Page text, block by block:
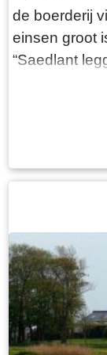
de boerderij
einsen groot
“Saedlant
huijs ende
boerderij tot
Folsgara
we lezen in
1787 in de
Dinsdag den
om 1 Uur, in
Finale Palm
ZATHE en